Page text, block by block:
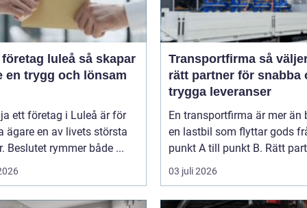
luleå så skapar
en trygg och lönsam
ett företag i Luleå är för
ägare en av livets största
Beslutet rymmer både ...
Transportfirma så väljer du
rätt partner för snabba
trygga leveranser
En transportfirma är mer än
en lastbil som flyttar gods
punkt A till punkt B. Rätt
03 juli 2026